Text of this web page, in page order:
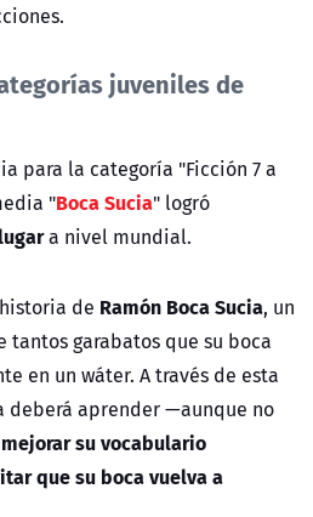
juveniles de
para la categoría "Ficción 7 a
"Boca Sucia" logró
a nivel mundial.
de Ramón Boca Sucia, un
tantos garabatos que su boca
en un wáter. A través de esta
deberá aprender —aunque no
su vocabulario
que su boca vuelva a